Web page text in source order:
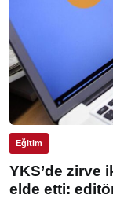
Eğitim
YKS’de zirve
elde etti: